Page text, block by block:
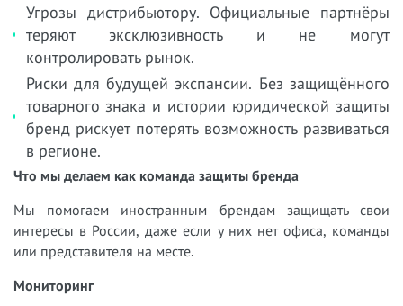
Угрозы дистрибьютору. Официальные партнёры
теряют эксклюзивность и не могут
контролировать рынок.
Риски для будущей экспансии. Без защищённого
товарного знака и истории юридической защиты
бренд рискует потерять возможность развиваться
в регионе.
Что мы делаем как команда защиты бренда
Мы помогаем иностранным брендам защищать свои
интересы в России, даже если у них нет офиса, команды
или представителя на месте.
Мониторинг